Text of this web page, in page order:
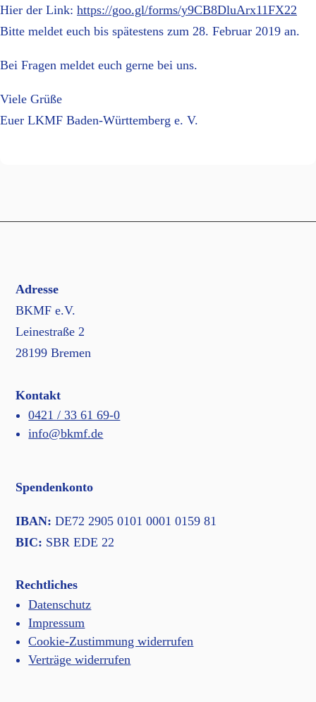
Hier der Link: https://goo.gl/forms/y9CB8DluArx11FX22
Bitte meldet euch bis spätestens zum 28. Februar 2019 an.
Bei Fragen meldet euch gerne bei uns.
Viele Grüße
Euer LKMF Baden-Württemberg e. V.
Adresse
BKMF e.V.
Leinestraße 2
28199 Bremen
Kontakt
0421 / 33 61 69-0
info@bkmf.de
Spendenkonto
IBAN: DE72 2905 0101 0001 0159 81
BIC: SBR EDE 22
Rechtliches
Datenschutz
Impressum
Cookie-Zustimmung widerrufen
Verträge widerrufen